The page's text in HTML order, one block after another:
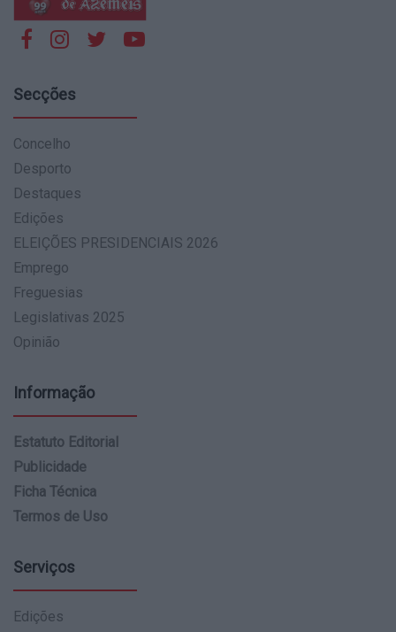
Secções
Concelho
Desporto
Destaques
Edições
ELEIÇÕES PRESIDENCIAIS 2026
Emprego
Freguesias
Legislativas 2025
Opinião
Informação
Estatuto Editorial
Publicidade
Ficha Técnica
Termos de Uso
Serviços
Edições